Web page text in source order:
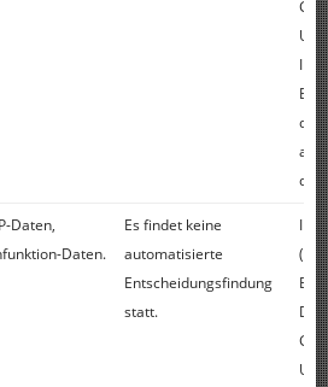
der
Daten,
Daten.
Es findet keine
automatisierte
Entscheidungsfindung
statt.